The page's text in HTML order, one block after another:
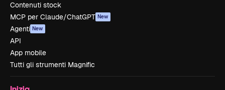
Contenuti stock
MCP per Claude/ChatGPT New
Agenti New
API
App mobile
Tutti gli strumenti Magnific